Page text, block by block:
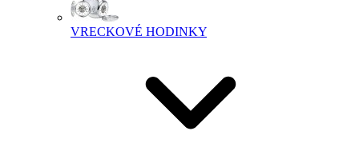
VRECKOVÉ HODINKY